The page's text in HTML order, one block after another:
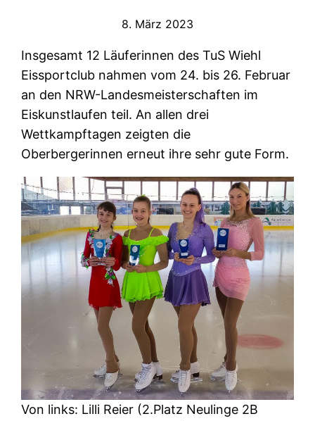
8. März 2023
Insgesamt 12 Läuferinnen des TuS Wiehl
Eissportclub nahmen vom 24. bis 26. Februar
an den NRW-Landesmeisterschaften im
Eiskunstlaufen teil. An allen drei
Wettkampftagen zeigten die
Oberbergerinnen erneut ihre sehr gute Form.
Von links: Lilli Reier (2.Platz Neulinge 2B